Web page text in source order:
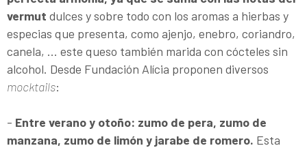
vermut dulces y sobre todo con los aromas a hierbas y
especias que presenta, como ajenjo, enebro, coriandro,
canela, … este queso también marida con cócteles sin
alcohol. Desde Fundación Alícia proponen diversos
mocktails:
- Entre verano y otoño: zumo de pera, zumo de
manzana, zumo de limón y jarabe de romero. Esta